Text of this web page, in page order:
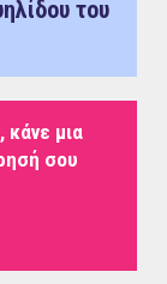
του
κάνε μια
σου